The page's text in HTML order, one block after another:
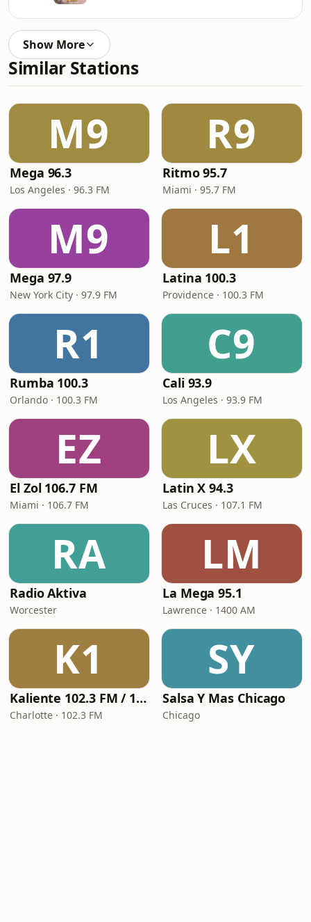
Show More
Similar Stations
M9
Mega 96.3
Los Angeles · 96.3 FM
R9
Ritmo 95.7
Miami · 95.7 FM
M9
Mega 97.9
New York City · 97.9 FM
L1
Latina 100.3
Providence · 100.3 FM
R1
Rumba 100.3
Orlando · 100.3 FM
C9
Cali 93.9
Los Angeles · 93.9 FM
EZ
El Zol 106.7 FM
Miami · 106.7 FM
LX
Latin X 94.3
Las Cruces · 107.1 FM
RA
Radio Aktiva
Worcester
LM
La Mega 95.1
Lawrence · 1400 AM
K1
Kaliente 102.3 FM / 107.5 FM
Charlotte · 102.3 FM
SY
Salsa Y Mas Chicago
Chicago